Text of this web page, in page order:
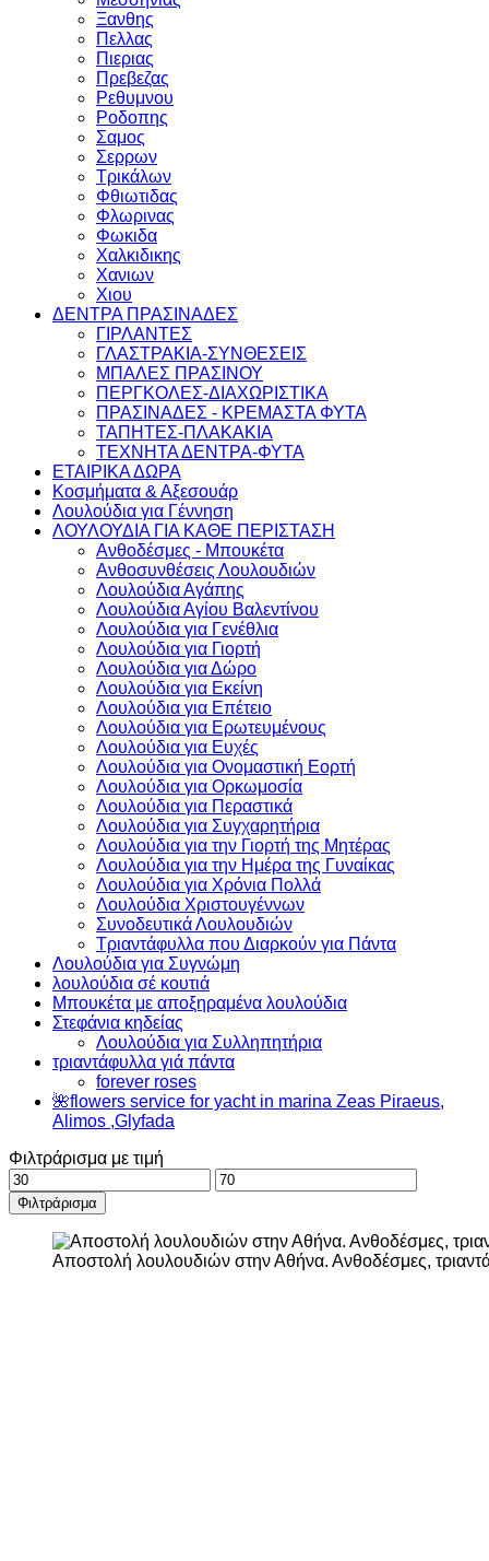
Ξανθης
Πελλας
Πιεριας
Πρεβεζας
Ρεθυμνου
Ροδοπης
Σαμος
Σερρων
Τρικάλων
Φθιωτιδας
Φλωρινας
Φωκιδα
Χαλκιδικης
Χανιων
Χιου
ΔΕΝΤΡΑ ΠΡΑΣΙΝΑΔΕΣ
ΓΙΡΛΑΝΤΕΣ
ΓΛΑΣΤΡΑΚΙΑ-ΣΥΝΘΕΣΕΙΣ
ΜΠΑΛΕΣ ΠΡΑΣΙΝΟΥ
ΠΕΡΓΚΟΛΕΣ-ΔΙΑΧΩΡΙΣΤΙΚΑ
ΠΡΑΣΙΝΑΔΕΣ - ΚΡΕΜΑΣΤΑ ΦΥΤΑ
ΤΑΠΗΤΕΣ-ΠΛΑΚΑΚΙΑ
ΤΕΧΝΗΤΑ ΔΕΝΤΡΑ-ΦΥΤΑ
ΕΤΑΙΡΙΚΑ ΔΩΡΑ
Κοσμήματα & Αξεσουάρ
Λουλούδια για Γέννηση
ΛΟΥΛΟΥΔΙΑ ΓΙΑ ΚΑΘΕ ΠΕΡΙΣΤΑΣΗ
Ανθοδέσμες - Μπουκέτα
Ανθοσυνθέσεις Λουλουδιών
Λουλούδια Αγάπης
Λουλούδια Αγίου Βαλεντίνου
Λουλούδια για Γενέθλια
Λουλούδια για Γιορτή
Λουλούδια για Δώρο
Λουλούδια για Εκείνη
Λουλούδια για Επέτειο
Λουλούδια για Ερωτευμένους
Λουλούδια για Ευχές
Λουλούδια για Ονομαστική Εορτή
Λουλούδια για Ορκωμοσία
Λουλούδια για Περαστικά
Λουλούδια για Συγχαρητήρια
Λουλούδια για την Γιορτή της Μητέρας
Λουλούδια για την Ημέρα της Γυναίκας
Λουλούδια για Χρόνια Πολλά
Λουλούδια Χριστουγέννων
Συνοδευτικά Λουλουδιών
Τριαντάφυλλα που Διαρκούν για Πάντα
Λουλούδια για Συγνώμη
λουλούδια σέ κουτιά
Μπουκέτα με αποξηραμένα λουλούδια
Στεφάνια κηδείας
Λουλούδια για Συλληπητήρια
τριαντάφυλλα γιά πάντα
forever roses
🌺flowers service for yacht in marina Zeas Piraeus,
Alimos ,Glyfada
Φιλτράρισμα με τιμή
Ελάχιστη
τιμή
Μέγιστη
τιμή
Φιλτράρισμα
Αποστολή λουλουδιών στην Αθήνα. Ανθοδέσμες,